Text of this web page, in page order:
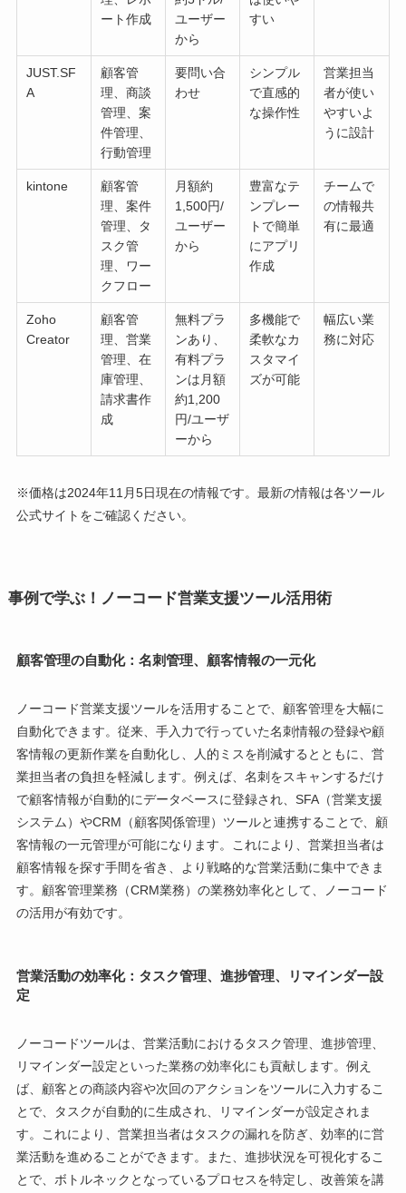
ート作成
ユーザー
から
すい
JUST.SF
A
顧客管
理、商談
管理、案
件管理、
行動管理
要問い合
わせ
シンプル
で直感的
な操作性
営業担当
者が使い
やすいよ
うに設計
kintone
顧客管
理、案件
管理、タ
スク管
理、ワー
クフロー
月額約
1,500円/
ユーザー
から
豊富なテ
ンプレー
トで簡単
にアプリ
作成
チームで
の情報共
有に最適
Zoho
Creator
顧客管
理、営業
管理、在
庫管理、
請求書作
成
無料プラ
ンあり、
有料プラ
ンは月額
約1,200
円/ユーザ
ーから
多機能で
柔軟なカ
スタマイ
ズが可能
幅広い業
務に対応
※価格は2024年11月5日現在の情報です。最新の情報は各ツール
公式サイトをご確認ください。
事例で学ぶ！ノーコード営業支援ツール活用術
顧客管理の自動化：名刺管理、顧客情報の一元化
ノーコード営業支援ツールを活用することで、顧客管理を大幅に
自動化できます。従来、手入力で行っていた名刺情報の登録や顧
客情報の更新作業を自動化し、人的ミスを削減するとともに、営
業担当者の負担を軽減します。例えば、名刺をスキャンするだけ
で顧客情報が自動的にデータベースに登録され、SFA（営業支援
システム）やCRM（顧客関係管理）ツールと連携することで、顧
客情報の一元管理が可能になります。これにより、営業担当者は
顧客情報を探す手間を省き、より戦略的な営業活動に集中できま
す。顧客管理業務（CRM業務）の業務効率化として、ノーコード
の活用が有効です。
営業活動の効率化：タスク管理、進捗管理、リマインダー設
定
ノーコードツールは、営業活動におけるタスク管理、進捗管理、
リマインダー設定といった業務の効率化にも貢献します。例え
ば、顧客との商談内容や次回のアクションをツールに入力するこ
とで、タスクが自動的に生成され、リマインダーが設定されま
す。これにより、営業担当者はタスクの漏れを防ぎ、効率的に営
業活動を進めることができます。また、進捗状況を可視化するこ
とで、ボトルネックとなっているプロセスを特定し、改善策を講